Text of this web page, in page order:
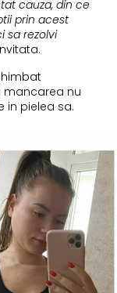
cauza, din ce
prin acest
sa rezolvi
mancarea nu
in pielea sa.